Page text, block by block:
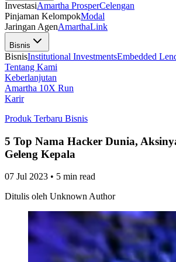
InvestasiAmartha ProsperCelengan
Pinjaman KelompokModal
Jaringan AgenAmarthaLink
Bisnis
BisnisInstitutional InvestmentsEmbedded
Tentang Kami
Keberlanjutan
Amartha 10X Run
Karir
Produk Terbaru Bisnis
5 Top Nama Hacker Dunia,
Geleng Kepala
07 Jul 2023 • 5 min read
Ditulis oleh Unknown Author